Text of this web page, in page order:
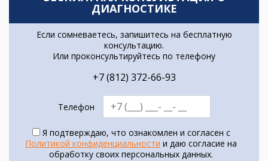
ДИАГНОСТИКЕ
Если сомневаетесь, запишитесь на бесплатную
консультацию.
Или проконсультируйтесь по телефону
+7 (812) 372-66-93
Телефон
Я подтверждаю, что ознакомлен и согласен с
Политикой конфиденциальности и даю согласие на
обработку своих персональных данных.